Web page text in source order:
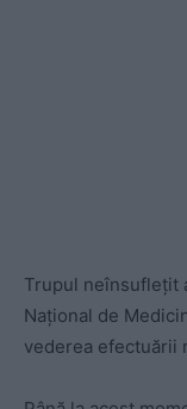
Trupul neînsuflețit
Național de
vederea efectuării